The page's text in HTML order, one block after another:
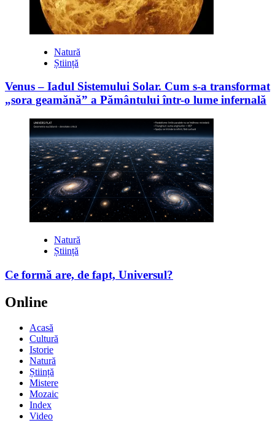
Natură
Știință
Venus – Iadul Sistemului Solar. Cum s-a transformat
„sora geamănă” a Pământului într-o lume infernală
Natură
Știință
Ce formă are, de fapt, Universul?
Online
Acasă
Cultură
Istorie
Natură
Știință
Mistere
Mozaic
Index
Video